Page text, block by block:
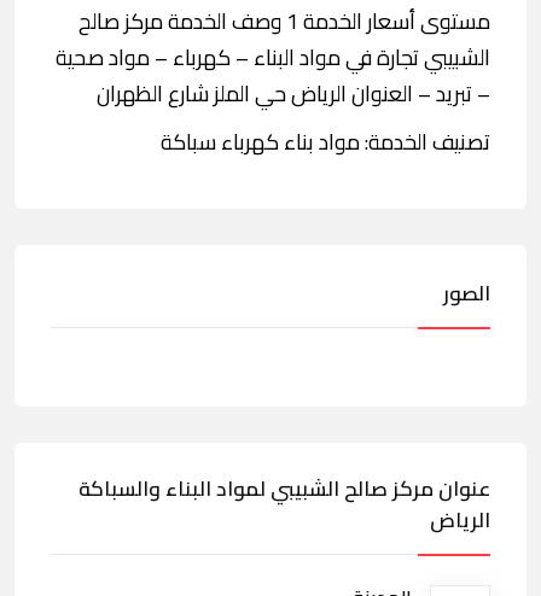
مستوى أسعار الخدمة 1 وصف الخدمة مركز صالح
الشبيبي تجارة في مواد البناء – كهرباء – مواد صحية
– تبريد – العنوان الرياض حي الملز شارع الظهران
تصنيف الخدمة: مواد بناء كهرباء سباكة
الصور
عنوان مركز صالح الشبيبي لمواد البناء والسباكة
الرياض